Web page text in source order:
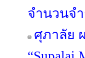
จำนวนจ
ศุภาลัย